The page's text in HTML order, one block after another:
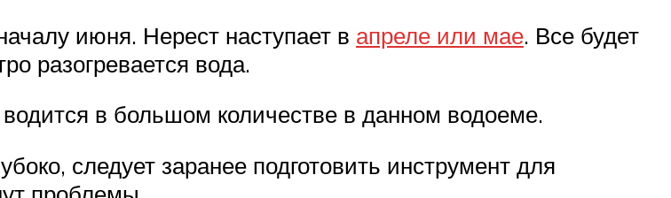
июня. Нерест наступает в апреле или мае. Все будет
разогревается вода.
в большом количестве в данном водоеме.
следует заранее подготовить инструмент для